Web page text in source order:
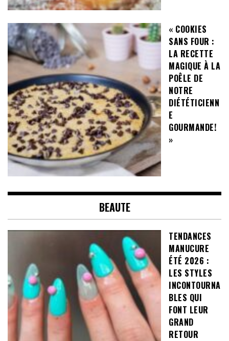
« COOKIES
SANS FOUR :
LA RECETTE
MAGIQUE À LA
POÊLE DE
NOTRE
DIÉTÉTICIENN
E
GOURMANDE!
»
BEAUTE
TENDANCES
MANUCURE
ÉTÉ 2026 :
LES STYLES
INCONTOURNA
BLES QUI
FONT LEUR
GRAND
RETOUR